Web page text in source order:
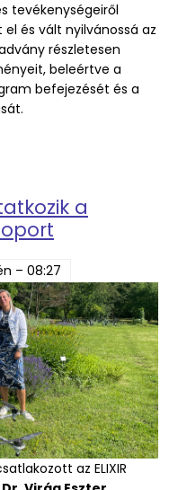
tevékenységeiről
és vált nyilvánossá az
részletesen
beleértve a
befejezését és a
éves összefoglalója)
a
– 08:27
az ELIXIR